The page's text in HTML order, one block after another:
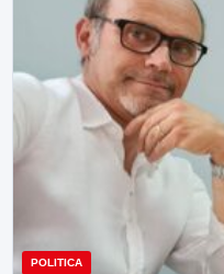
POLITICA